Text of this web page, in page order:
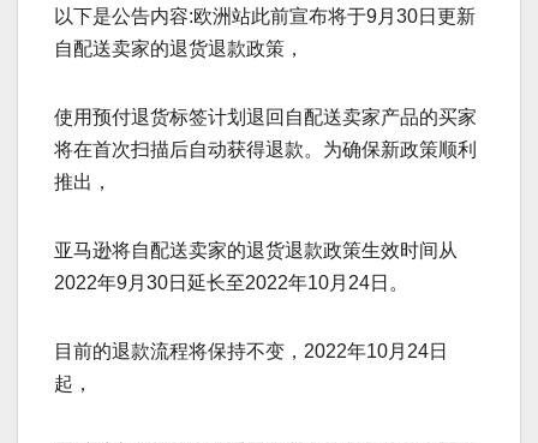
以下是公告内容:欧洲站此前宣布将于9月30日更新
自配送卖家的退货退款政策，
使用预付退货标签计划退回自配送卖家产品的买家
将在首次扫描后自动获得退款。为确保新政策顺利
推出，
亚马逊将自配送卖家的退货退款政策生效时间从
2022年9月30日延长至2022年10月24日。
目前的退款流程将保持不变，2022年10月24日
起，